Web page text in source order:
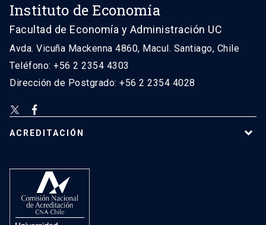
Instituto de Economía
Facultad de Economía y Administración UC
Avda. Vicuña Mackenna 4860, Macul. Santiago, Chile
Teléfono: +56 2 2354 4303
Dirección de Postgrado: +56 2 2354 4028
ACREDITACIÓN